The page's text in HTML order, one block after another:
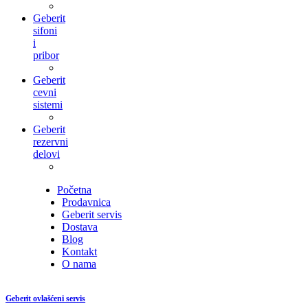
Geberit
sifoni
i
pribor
Geberit
cevni
sistemi
Geberit
rezervni
delovi
Početna
Prodavnica
Geberit servis
Dostava
Blog
Kontakt
O nama
Geberit ovlašćeni servis